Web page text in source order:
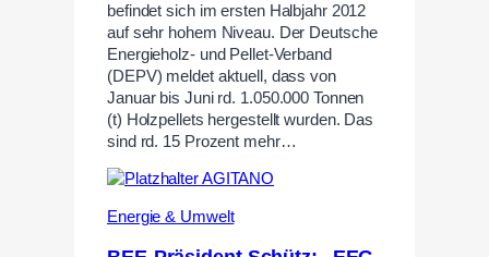
befindet sich im ersten Halbjahr 2012
auf sehr hohem Niveau. Der Deutsche
Energieholz- und Pellet-Verband
(DEPV) meldet aktuell, dass von
Januar bis Juni rd. 1.050.000 Tonnen
(t) Holzpellets hergestellt wurden. Das
sind rd. 15 Prozent mehr…
Energie & Umwelt